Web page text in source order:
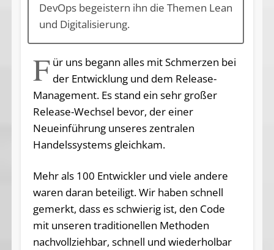
DevOps begeistern ihn die Themen Lean
und Digitalisierung.
F ür uns begann alles mit Schmerzen bei
der Entwicklung und dem Release-
Management. Es stand ein sehr großer
Release-Wechsel bevor, der einer
Neueinführung unseres zentralen
Handelssystems gleichkam.
Mehr als 100 Entwickler und viele andere
waren daran beteiligt. Wir haben schnell
gemerkt, dass es schwierig ist, den Code
mit unseren traditionellen Methoden
nachvollziehbar, schnell und wiederholbar